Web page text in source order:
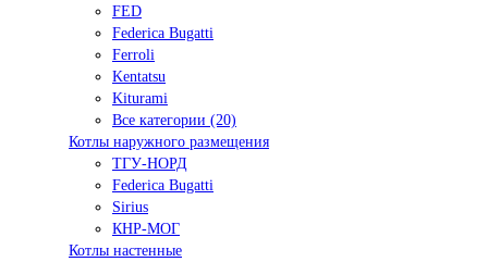
FED
Federica Bugatti
Ferroli
Kentatsu
Kiturami
Все категории (20)
Котлы наружного размещения
ТГУ-НОРД
Federica Bugatti
Sirius
КНР-МОГ
Котлы настенные